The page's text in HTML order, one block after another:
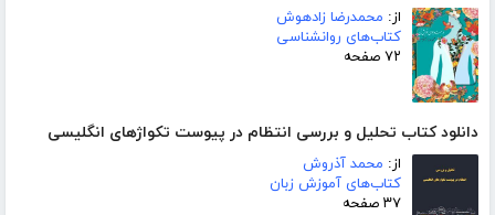
از: محمدرضا زادهوش
کتاب‌های روانشناسی
۷۲ صفحه
دانلود کتاب تحلیل و بررسی انتظام در پیوست تکواژهای انگلیسی
از: محمد آذروش
کتاب‌های آموزش زبان
۳۷ صفحه